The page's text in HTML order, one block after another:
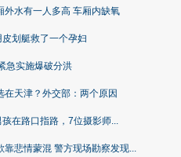
外水有一人多高 车厢内缺氧
划艇救了一个孕妇
急实施爆破分洪
天津？外交部：两个原因
在路口指路，7位摄影师...
悲情蒙混 警方现场勘察发现...